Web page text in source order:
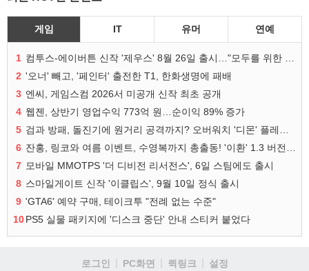
게임 IT 유머 연예
1
2 '오너' 빼고, '페인터' 출전한 T1, 한화생명에 패배
3 엔씨, 게임스컴 2026서 미공개 신작 최초 공개
4 웹젠, 상반기 영업수익 773억 원…순이익 89% 증가
5
6
7 모바일 MMOTPS '더 디비전 리서전스', 6일 스팀에도 출시
8 스마일게이트 신작 '이클립스', 9월 10일 정식 출시
9 'GTA6' 예약 구매, 테이크투 "전례 없는 수준"
10PS5 실물 패키지에 '디스크 중단' 안내 스티커 붙었다
로그인 PC화면 퀵링크 설정